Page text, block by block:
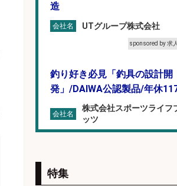
造
会社名 UTグループ株式会社
sponsored by 求
釣り好き必見「釣具の設計開
発」/DAIWA公認製品/年休
会社名
株式会社スポーツライフ
ッツ
和食, 日本料理・懐石料理/店
長候補/ライブ感が満載!魚の
特集